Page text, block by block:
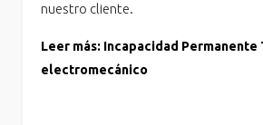
nuestro cliente.
Leer más: Incapacidad Permanente
electromecánico